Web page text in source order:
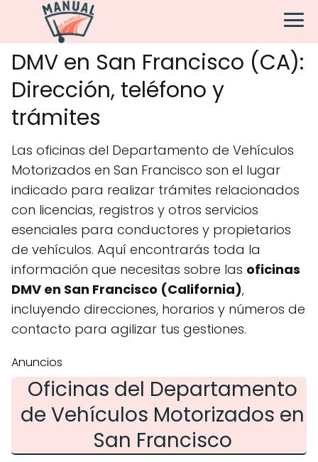
DMV en San Francisco (CA):
Dirección, teléfono y
trámites
Las oficinas del Departamento de Vehículos
Motorizados en San Francisco son el lugar
indicado para realizar trámites relacionados
con licencias, registros y otros servicios
esenciales para conductores y propietarios
de vehículos. Aquí encontrarás toda la
información que necesitas sobre las oficinas
DMV en San Francisco (California),
incluyendo direcciones, horarios y números de
contacto para agilizar tus gestiones.
Anuncios
Oficinas del Departamento
de Vehículos Motorizados en
San Francisco